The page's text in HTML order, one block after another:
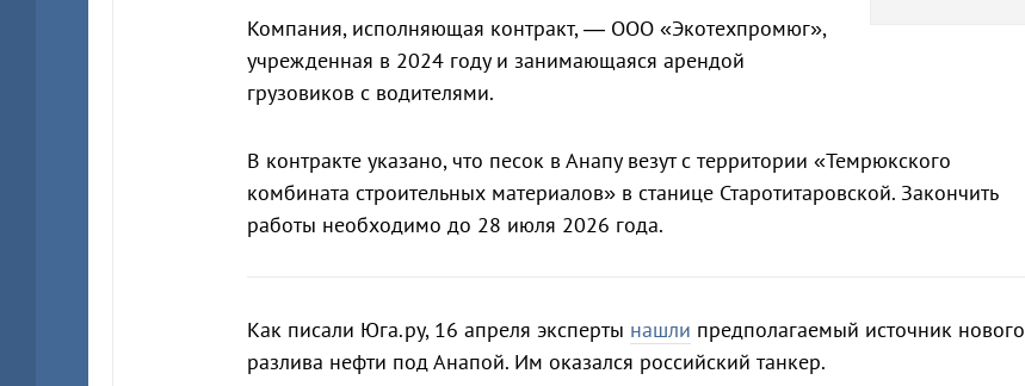
Компания, исполняющая контракт, — ООО «Экотехпромюг»,
учрежденная в 2024 году и занимающаяся арендой
грузовиков с водителями.
В контракте указано, что песок в Анапу везут с территории «Темрюкского
комбината строительных материалов» в станице Старотитаровской. Закончить
работы необходимо до 28 июля 2026 года.
Как писали Юга.ру, 16 апреля эксперты нашли предполагаемый источник нового
разлива нефти под Анапой. Им оказался российский танкер.